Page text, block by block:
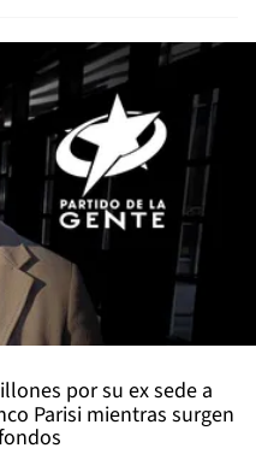
por su ex sede a
Parisi mientras surgen